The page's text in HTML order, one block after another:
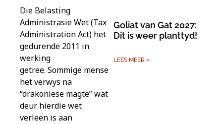
Die Belasting
Administrasie Wet (Tax
Administration Act) het
gedurende 2011 in
werking
getree. Sommige mense
het verwys na
“drakoniese magte” wat
deur hierdie wet
verleen is aan
Goliat van Gat 2027:
Dit is weer planttyd!
LEES MEER »